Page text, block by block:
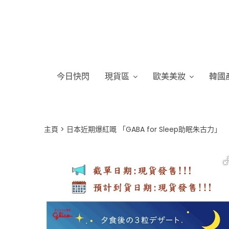
今日快閃 現貨區 歐美美妝 韓國
主頁 日本近期爆紅嘅 「GABA for Sleep助眠朱古力」